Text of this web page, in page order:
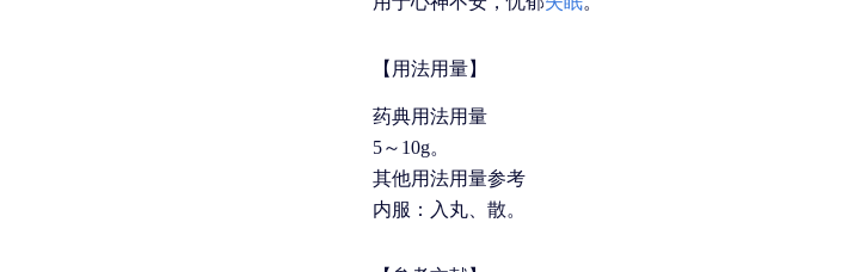
【用法用量】
药典用法用量
5～10g。
其他用法用量参考
内服：入丸、散。